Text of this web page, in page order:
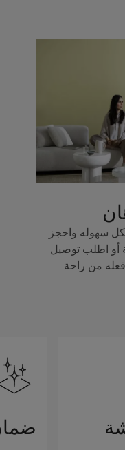
سهوله واحجز
أو اطلب توصيل
من راحة